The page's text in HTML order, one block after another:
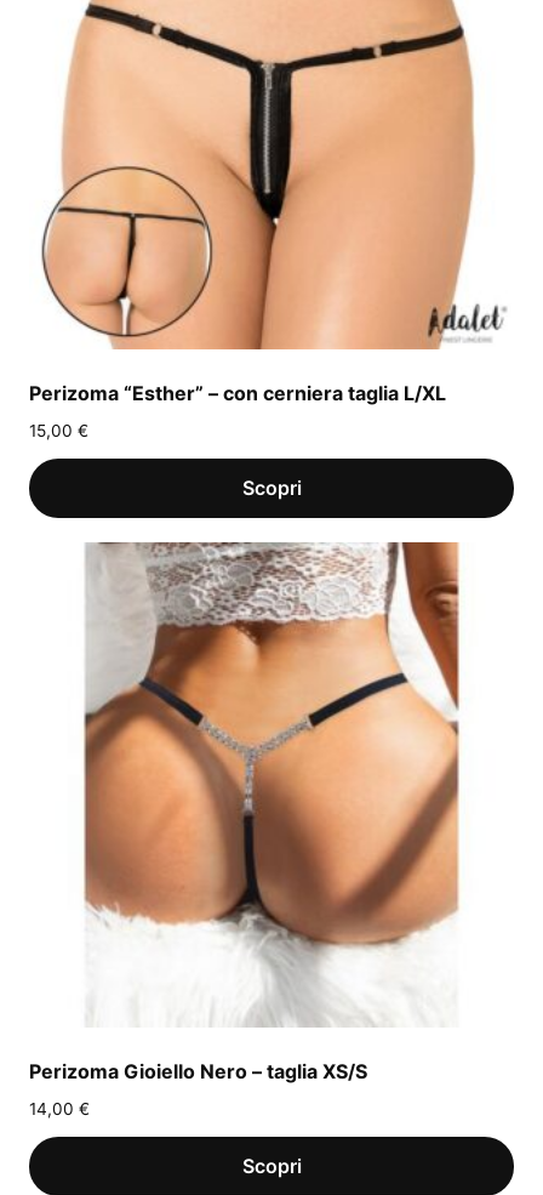
Perizoma “Esther” – con cerniera taglia L/XL
15,00 €
Perizoma Gioiello Nero – taglia XS/S
14,00 €